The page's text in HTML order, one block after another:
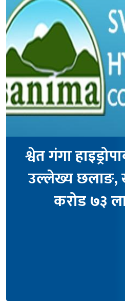
श्वेत गंगा
उल्लेख्य छलाङ,
करोड ७३